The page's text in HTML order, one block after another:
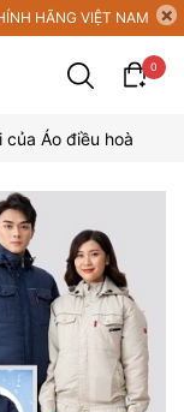
HÃNG VIỆT NAM
0
Áo điều hoà